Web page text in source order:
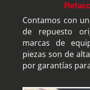
Contamos con
de repuesto
marcas de
piezas son de
por garantías